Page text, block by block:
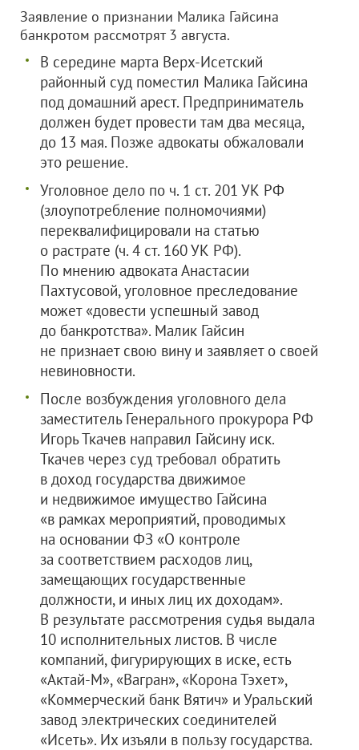
Заявление о признании Малика Гайсина
банкротом рассмотрят 3 августа.
В середине марта Верх-Исетский
районный суд поместил Малика Гайсина
под домашний арест. Предприниматель
должен будет провести там два месяца,
до 13 мая. Позже адвокаты обжаловали
это решение.
Уголовное дело по ч. 1 ст. 201 УК РФ
(злоупотребление полномочиями)
переквалифицировали на статью
о растрате (ч. 4 ст. 160 УК РФ).
По мнению адвоката Анастасии
Пахтусовой, уголовное преследование
может «довести успешный завод
до банкротства». Малик Гайсин
не признает свою вину и заявляет о своей
невиновности.
После возбуждения уголовного дела
заместитель Генерального прокурора РФ
Игорь Ткачев направил Гайсину иск.
Ткачев через суд требовал обратить
в доход государства движимое
и недвижимое имущество Гайсина
«в рамках мероприятий, проводимых
на основании ФЗ «О контроле
за соответствием расходов лиц,
замещающих государственные
должности, и иных лиц их доходам».
В результате рассмотрения судья выдала
10 исполнительных листов. В числе
компаний, фигурирующих в иске, есть
«Актай-М», «Вагран», «Корона Тэхет»,
«Коммерческий банк Вятич» и Уральский
завод электрических соединителей
«Исеть». Их изъяли в пользу государства.